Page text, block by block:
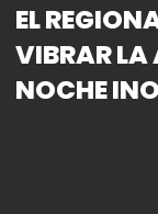
EL
VIBRAR
NOCHE